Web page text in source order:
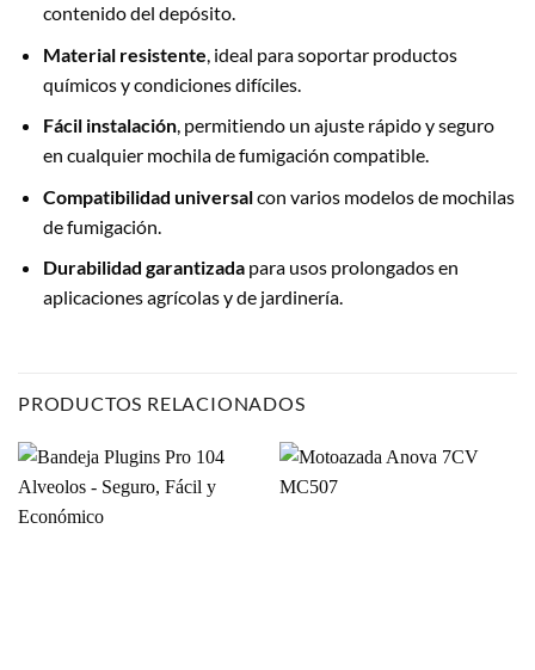
contenido del depósito.
Material resistente , ideal para soportar productos
químicos y condiciones difíciles.
Fácil instalación, permitiendo un ajuste rápido y seguro
en cualquier mochila de fumigación compatible.
Compatibilidad universalcon varios modelos de mochilas
de fumigación.
Durabilidad garantizadapara usos prolongados en
aplicaciones agrícolas y de jardinería.
PRODUCTOS RELACIONADOS